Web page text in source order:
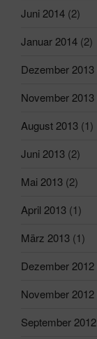
Juni 2014 (2)
Januar 2014 (2)
Dezember 2013
November 2013
August 2013 (1)
Juni 2013 (2)
Mai 2013 (2)
April 2013 (1)
März 2013 (1)
Dezember 2012
November 2012
September 2012